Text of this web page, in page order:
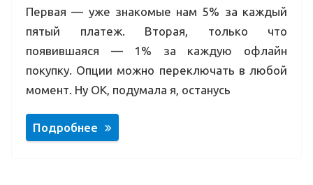
Первая — уже знакомые нам 5% за каждый
пятый платеж. Вторая, только что
появившаяся — 1% за каждую офлайн
покупку. Опции можно переключать в любой
момент. Ну ОК, подумала я, останусь
Подробнее